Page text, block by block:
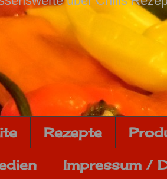
Rezepte
Impressum /